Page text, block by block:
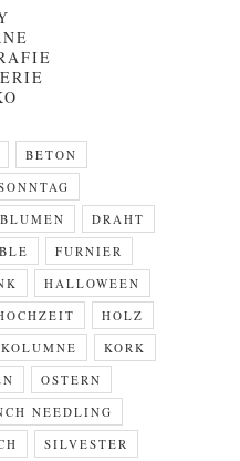
BETON
BLUMEN
DRAHT
FURNIER
HALLOWEEN
HOLZ
KOLUMNE
KORK
OSTERN
NEEDLING
SILVESTER